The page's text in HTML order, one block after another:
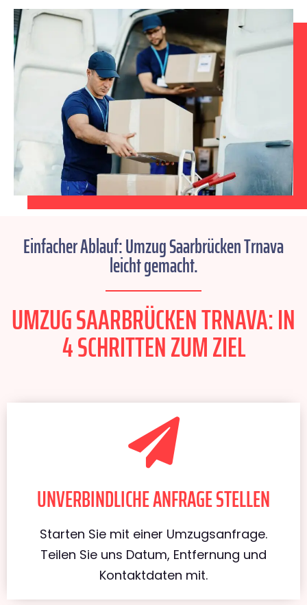
Einfacher Ablauf: Umzug Saarbrücken Trnava
leicht gemacht.
UMZUG SAARBRÜCKEN TRNAVA: IN
4 SCHRITTEN ZUM ZIEL
UNVERBINDLICHE ANFRAGE STELLEN
Starten Sie mit einer Umzugsanfrage.
Teilen Sie uns Datum, Entfernung und
Kontaktdaten mit.